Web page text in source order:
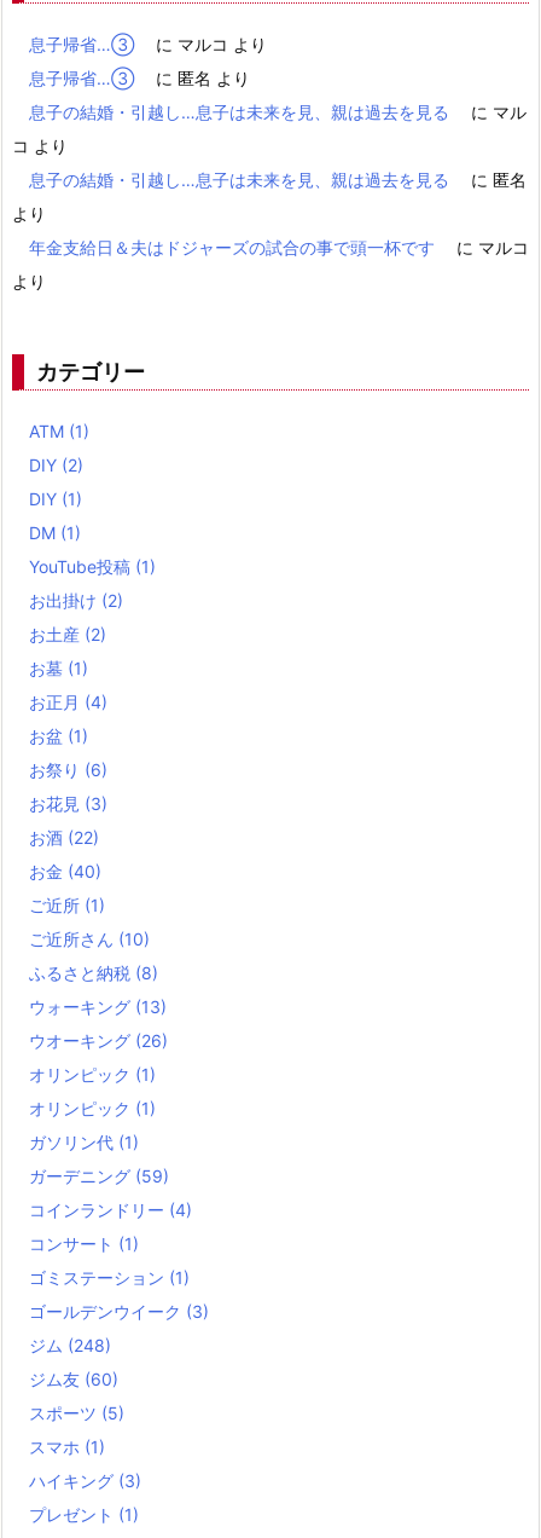
息子帰省…③ に マルコ より
息子帰省…③
に 匿名 より
息子の結婚・引越し…息子は未来を見、親は過去を見る
に マル
コ より
息子の結婚・引越し…息子は未来を見、親は過去を見る
に 匿名
より
年金支給日＆夫はドジャーズの試合の事で頭一杯です
に マルコ
より
カテゴリー
ATM (1)
DIY (2)
DIY (1)
DM (1)
YouTube投稿 (1)
お出掛け (2)
お土産 (2)
お墓 (1)
お正月 (4)
お盆 (1)
お祭り (6)
お花見 (3)
お酒 (22)
お金 (40)
ご近所 (1)
ご近所さん (10)
ふるさと納税 (8)
ウォーキング (13)
ウオーキング (26)
オリンピック (1)
オリンピック (1)
ガソリン代 (1)
ガーデニング (59)
コインランドリー (4)
コンサート (1)
ゴミステーション (1)
ゴールデンウイーク (3)
ジム (248)
ジム友 (60)
スポーツ (5)
スマホ (1)
ハイキング (3)
プレゼント (1)